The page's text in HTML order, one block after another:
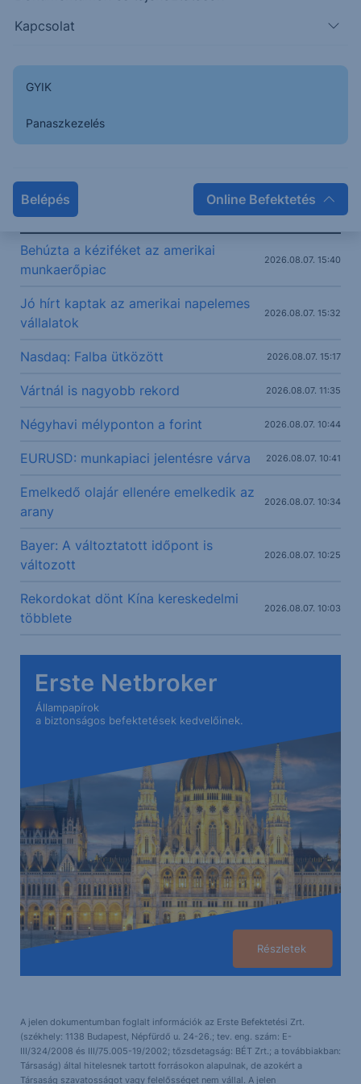
Kapcsolat
GYIK
Panaszkezelés
Belépés Online Befektetés
230
231
Kapcsolódó legutóbbi elemzések
Behúzta a kéziféket az amerikai
munkaerőpiac
2026.08.07. 15:40
Jó hírt kaptak az amerikai napelemes
vállalatok
2026.08.07. 15:32
Nasdaq: Falba ütközött 2026.08.07. 15:17
Vártnál is nagyobb rekord 2026.08.07. 11:35
Négyhavi mélyponton a forint 2026.08.07. 10:44
EURUSD: munkapiaci jelentésre várva 2026.08.07. 10:41
Emelkedő olajár ellenére emelkedik az
arany
2026.08.07. 10:34
Bayer: A változtatott időpont is
változott
2026.08.07. 10:25
Rekordokat dönt Kína kereskedelmi
többlete
2026.08.07. 10:03
Erste Netbroker
Állampapírok
a biztonságos befektetések kedvelőinek.
Részletek
A jelen dokumentumban foglalt információk az Erste Befektetési Zrt.
(székhely: 1138 Budapest, Népfürdő u. 24-26.; tev. eng. szám: E-
III/324/2008 és III/75.005-19/2002; tőzsdetagság: BÉT Zrt.; a továbbiakban:
Társaság) által hitelesnek tartott forrásokon alapulnak, de azokért a
Társaság szavatosságot vagy felelősséget nem vállal. A jelen